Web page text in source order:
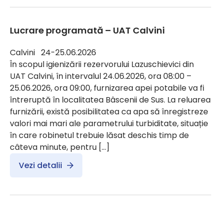
Lucrare programată – UAT Calvini
Calvini 24-25.06.2026
În scopul igienizării rezervorului Lazuschievici din
UAT Calvini, în intervalul 24.06.2026, ora 08:00 –
25.06.2026, ora 09:00, furnizarea apei potabile va fi
întreruptă în localitatea Bâscenii de Sus. La reluarea
furnizării, există posibilitatea ca apa să înregistreze
valori mai mari ale parametrului turbiditate, situație
în care robinetul trebuie lăsat deschis timp de
câteva minute, pentru […]
Vezi detalii